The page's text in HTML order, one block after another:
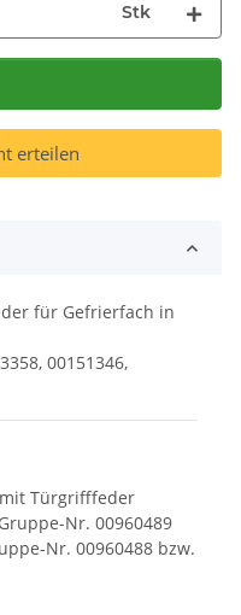
Stk
erteilen
für Gefrierfach in
00151346,
Türgrifffeder
Nr. 00960489
Nr. 00960488 bzw.